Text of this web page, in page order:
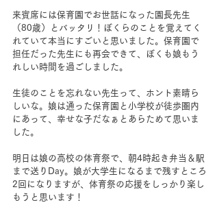
来賓席には保育園でお世話になった園長先生
（80歳）とバッタリ！ぼくらのことを覚えてく
れていて本当にすごいと思いました。保育園で
担任だった先生にも再会できて、ぼくも娘もう
れしい時間を過ごしました。
生徒のことを忘れない先生って、ホント素晴ら
しいな。娘は通った保育園と小学校が徒歩圏内
にあって、幸せな子だなぁとあらためて思いま
した。
明日は娘の高校の体育祭で、朝4時起き弁当＆駅
まで送りDay。娘が大学生になるまで残すところ
2回になりますが、体育祭の応援をしっかり楽し
もうと思います！